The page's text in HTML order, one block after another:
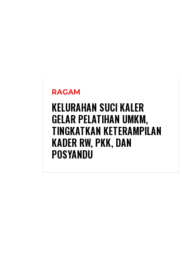
RAGAM
KELURAHAN SUCI KALER
GELAR PELATIHAN UMKM,
TINGKATKAN KETERAMPILAN
KADER RW, PKK, DAN
POSYANDU